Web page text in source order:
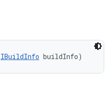
IBuildInfo buildInfo)